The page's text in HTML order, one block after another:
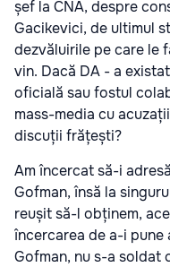
șef la CNA, despre
Gacikevici, de ultimul
dezvăluirile pe care le
vin. Dacă DA - a
oficială sau fostul
mass-media cu
discuții frățești?
Am încercat să-i
Gofman, însă la
reușit să-l obținem,
încercarea de a-i pune
Gofman, nu s-a soldat